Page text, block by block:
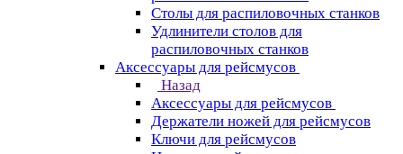
Столы для распиловочных станков
Удлинители столов для
распиловочных станков
Аксессуары для рейсмусов
Назад
Аксессуары для рейсмусов
Держатели ножей для рейсмусов
Ключи для рейсмусов